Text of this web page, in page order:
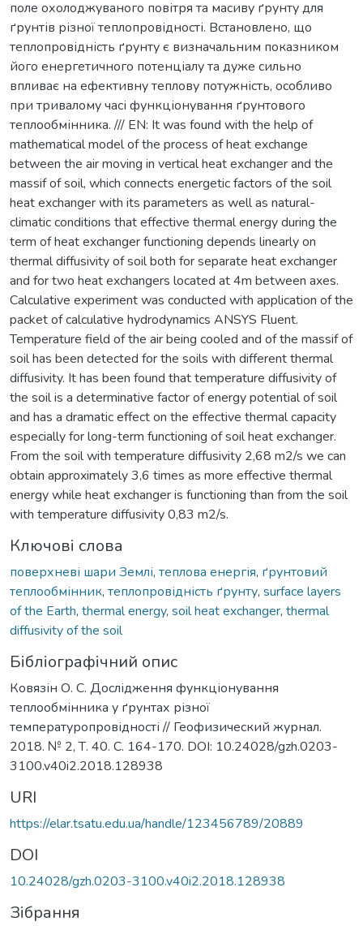
поле охолоджуваного повітря та масиву ґрунту для
ґрунтів різної теплопровідності. Встановлено, що
теплопровідність ґрунту є визначальним показником
його енергетичного потенціалу та дуже сильно
впливає на ефективну теплову потужність, особливо
при тривалому часі функціонування ґрунтового
теплообмінника. /// EN: It was found with the help of
mathematical model of the process of heat exchange
between the air moving in vertical heat exchanger and the
massif of soil, which connects energetic factors of the soil
heat exchanger with its parameters as well as natural-
climatic conditions that effective thermal energy during the
term of heat exchanger functioning depends linearly on
thermal diffusivity of soil both for separate heat exchanger
and for two heat exchangers located at 4m between axes.
Calculative experiment was conducted with application of the
packet of calculative hydrodynamics ANSYS Fluent.
Temperature field of the air being cooled and of the massif of
soil has been detected for the soils with different thermal
diffusivity. It has been found that temperature diffusivity of
the soil is a determinative factor of energy potential of soil
and has a dramatic effect on the effective thermal capacity
especially for long-term functioning of soil heat exchanger.
From the soil with temperature diffusivity 2,68 m2/s we can
obtain approximately 3,6 times as more effective thermal
energy while heat exchanger is functioning than from the soil
with temperature diffusivity 0,83 m2/s.
Ключові слова
поверхневі шари Землі, теплова енергія, ґрунтовий
теплообмінник, теплопровідність ґрунту, surface layers
of the Earth, thermal energy, soil heat exchanger, thermal
diffusivity of the soil
Бібліографічний опис
Ковязін О. С. Дослідження функціонування
теплообмінника у ґрунтах різної
температуропровідності // Геофизический журнал.
2018. № 2, Т. 40. С. 164-170. DOI: 10.24028/gzh.0203-
3100.v40i2.2018.128938
URI
https://elar.tsatu.edu.ua/handle/123456789/20889
DOI
10.24028/gzh.0203-3100.v40i2.2018.128938
Зібрання